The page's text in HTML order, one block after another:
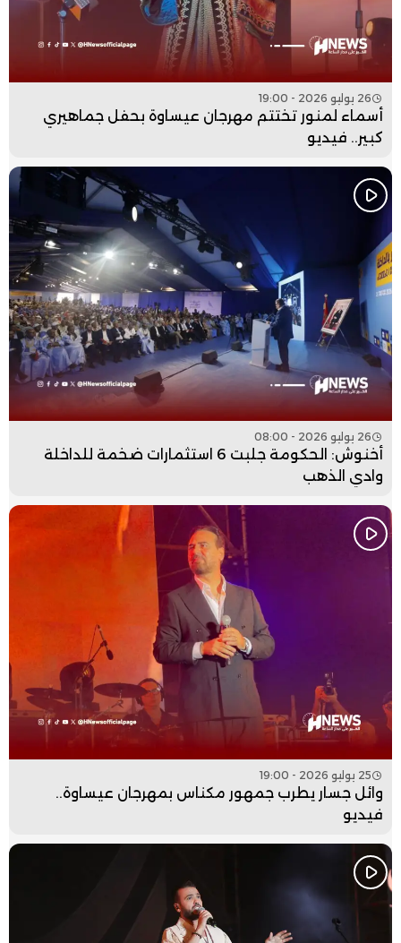
26 يوليو 2026 - 19:00
أسماء لمنور تختتم مهرجان عيساوة بحفل جماهيري
كبير.. فيديو
26 يوليو 2026 - 08:00
أخنوش: الحكومة جلبت 6 استثمارات ضخمة للداخلة
وادي الذهب
25 يوليو 2026 - 19:00
وائل جسار يطرب جمهور مكناس بمهرجان عيساوة..
فيديو